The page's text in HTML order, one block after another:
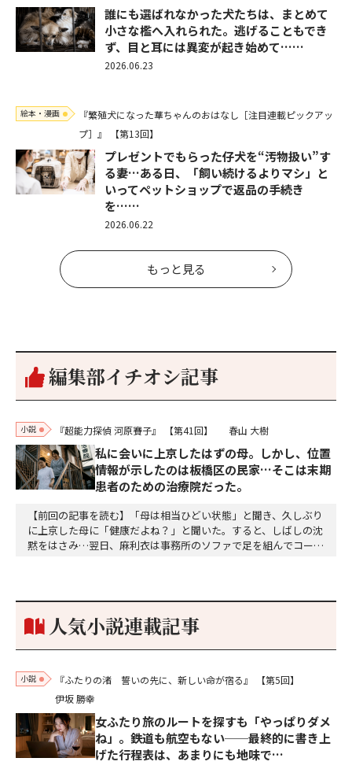
誰にも選ばれなかった犬たちは、まとめて
小さな檻へ入れられた。逃げることもでき
ず、目と耳には異変が起き始めて……
2026.06.23
絵本・漫画
『繁殖犬になった華ちゃんのおはなし［注目連載ピックアッ
プ］』
【第13回】
プレゼントでもらった仔犬を“汚物扱い”す
る妻…ある日、「飼い続けるよりマシ」と
いってペットショップで返品の手続き
を……
2026.06.22
もっと見る
編集部イチオシ記事
小説 『超能力探偵 河原賽子』 【第41回】 春山 大樹
私に会いに上京したはずの母。しかし、位置
情報が示したのは板橋区の民家…そこは末期
患者のための治療院だった。
【前回の記事を読む】「母は相当ひどい状態」と聞き、久しぶり
に上京した母に「健康だよね？」と聞いた。すると、しばしの沈
黙をはさみ…翌日、麻利衣は事務所のソファで足を組んでコーヒ
個のサイコロが握られていた。「やはり私はあなたの超…
人気小説連載記事
小説 『ふたりの渚 誓いの先に、新しい命が宿る』
【第5回】
伊坂 勝幸
女ふたり旅のルートを探すも「やっぱりダメ
ね」。鉄道も航空もない──最終的に書き上
げた行程表は、あまりにも地味で…